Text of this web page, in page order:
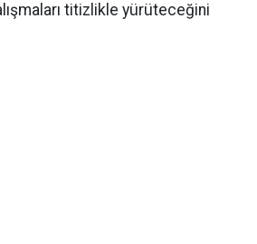
titizlikle yürüteceğini